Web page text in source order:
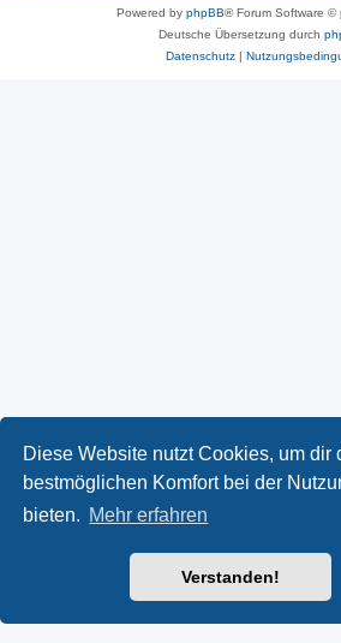
Diese Website nutzt Cookies, um dir
bestmöglichen Komfort bei der
bieten. Mehr erfahren
Verstanden!
Powered by phpBB® Forum Software ©
Deutsche Übersetzung durch
Datenschutz|